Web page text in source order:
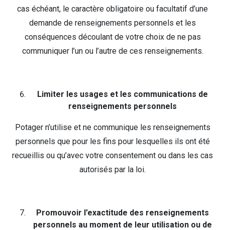
cas échéant, le caractère obligatoire ou facultatif d’une
demande de renseignements personnels et les
conséquences découlant de votre choix de ne pas
communiquer l’un ou l’autre de ces renseignements.
Limiter les usages et les communications de
renseignements personnels
Potager n’utilise et ne communique les renseignements
personnels que pour les fins pour lesquelles ils ont été
recueillis ou qu’avec votre consentement ou dans les cas
autorisés par la loi.
Promouvoir l’exactitude des renseignements
personnels au moment de leur utilisation ou de